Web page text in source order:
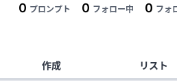
0 プロンプト 0 フォロー中 0 フォ
作成 リスト